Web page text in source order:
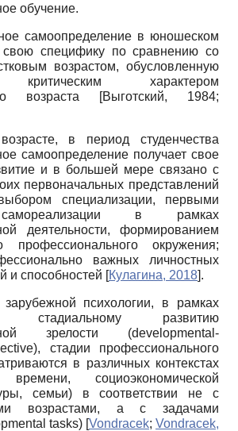
обучение.
самоопределение в юношеском
свою специфику по сравнению со
возрастом, обусловленную
критическим характером
возраста
[Выготский, 1984;
в период студенчества
самоопределение получает свое
и в большей мере связано с
первоначальных представлений
специализации, первыми
в рамках
деятельности, формированием
профессионального окружения;
важных личностных
и способностей [Кулагина, 2018].
психологии, в рамках
развитию
зрелости (developmental -
), стадии профессионального
в различных контекстах
времени, социоэкономической
семьи) в соответствии не с
возрастами, а с задачами
tasks) [Vondracek; Vondracek,